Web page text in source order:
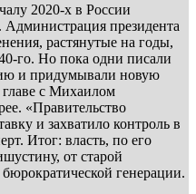
2020-х в России
Администрация президента
растянутые на годы,
го. Но пока одни писали
и придумывали новую
с Михаилом
«Правительство
и захватило контроль в
Итог: власть, по его
от старой
генерации.